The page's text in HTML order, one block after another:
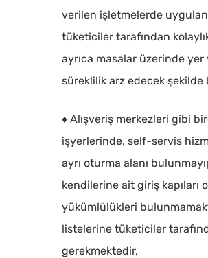
verilen işletmelerde
tüketiciler tarafından
ayrıca masalar üzerinde
süreklilik arz edecek
♦ Alışveriş merkezleri gibi
işyerlerinde, self-servis
ayrı oturma alanı
kendilerine ait giriş kapıları
yükümlülükleri
listelerine tüketiciler
gerekmektedir,